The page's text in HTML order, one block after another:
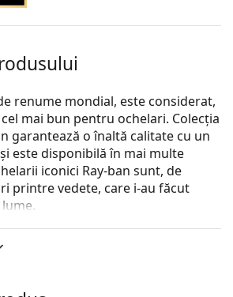
renume mondial, este considerat,
mai bun pentru ochelari. Colecția
garantează o înaltă calitate cu un
este disponibilă în mai multe
iconici Ray-ban sunt, de
printre vedete, care i-au făcut
0RX3447V 2500sunt ochelari de
Probează ochelari de